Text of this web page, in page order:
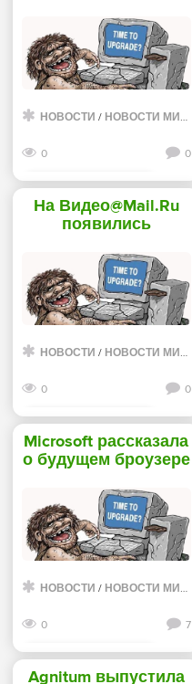
«Интернет»
НОВОСТИ / НОВОСТИ МИРА ИНТЕРНЕТ
0 0
Смотреть дальше
На Видео@Mail.Ru
появились
«Интернет»
НОВОСТИ / НОВОСТИ МИРА ИНТЕРНЕТ
0 0
Смотреть дальше
Microsoft рассказала
о будущем броузере
НОВОСТИ / НОВОСТИ МИРА ИНТЕРНЕТ
0 7
Смотреть дальше
Agnitum выпустила